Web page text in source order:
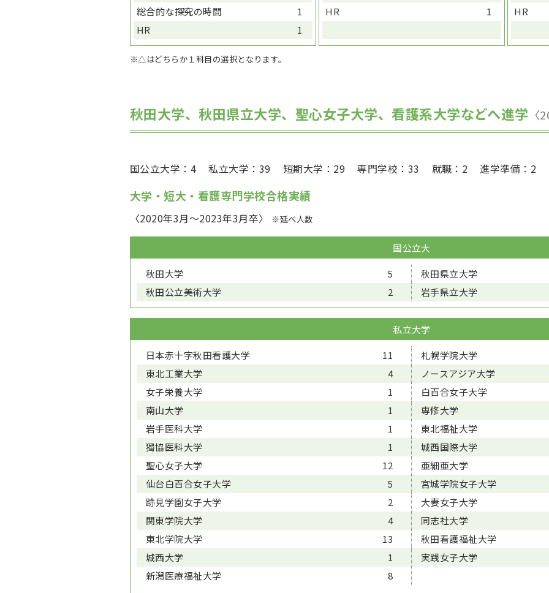
総合的な探究の時間
1
HR
1
HR
1
HR
※△はどちらか１科目の選択となります。
秋田大学、秋田県立大学、聖心女子大学、看護系大学などへ進学
国公立大学：4 私立大学：39 短期大学：29 専門学校：33 就職：2 進学準備：2
大学・短大・看護専門学校合格実績
〈2020年3月～2023年3月卒〉 ※延べ人数
国公立大
秋田大学
5 秋田県立大学
秋田公立美術大学
2 岩手県立大学
私立大学
日本赤十字秋田看護大学
11 札幌学院大学
東北工業大学
4 ノースアジア大学
女子栄養大学
1 白百合女子大学
南山大学
1 専修大学
岩手医科大学
1 東北福祉大学
獨協医科大学
1 城西国際大学
聖心女子大学
12 亜細亜大学
仙台白百合女子大学
5 宮城学院女子大学
跡見学園女子大学
2 大妻女子大学
関東学院大学
4 同志社大学
東北学院大学
13 秋田看護福祉大学
城西大学
1 実践女子大学
新潟医療福祉大学
8